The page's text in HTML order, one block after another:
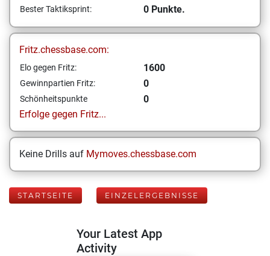
Bester Taktiksprint: 0 Punkte.
Fritz.chessbase.com:
Elo gegen Fritz: 1600
Gewinnpartien Fritz: 0
Schönheitspunkte
0
Erfolge gegen Fritz...
Keine Drills auf Mymoves.chessbase.com
STARTSEITE EINZELERGEBNISSE
Your Latest App
Activity